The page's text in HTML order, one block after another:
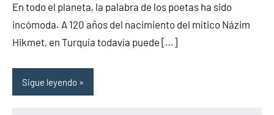
comentarios
En todo el planeta, la palabra de los poetas ha sido
incómoda. A 120 años del nacimiento del mítico Názim
Hikmet, en Turquía todavía puede […]
Sigue leyendo